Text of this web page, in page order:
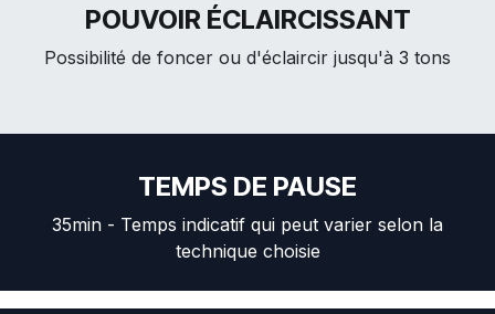
POUVOIR ÉCLAIRCISSANT
Possibilité de foncer ou d'éclaircir jusqu'à 3 tons
TEMPS DE PAUSE
35min - Temps indicatif qui peut varier selon la
technique choisie